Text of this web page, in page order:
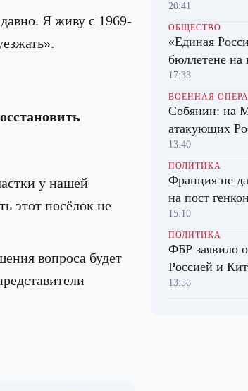
Я живу с 1969-
у нашей
этот посёлок не
вопроса будет
20:41
ОБЩЕСТВО
«Единая
бюллетене на
17:33
ВОЕННАЯ
Собянин: на
атакующих
13:40
ПОЛИТИКА
Франция не
на пост
15:10
ПОЛИТИКА
ФБР заявило
Россией и
13:56